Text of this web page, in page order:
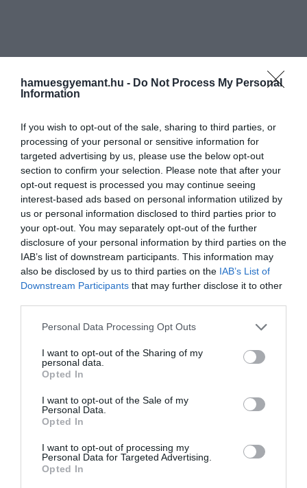
hamuesgyemant.hu - Do Not Process My Personal
Information
If you wish to opt-out of the sale, sharing to third parties, or
processing of your personal or sensitive information for
targeted advertising by us, please use the below opt-out
section to confirm your selection. Please note that after your
opt-out request is processed you may continue seeing
interest-based ads based on personal information utilized by
us or personal information disclosed to third parties prior to
your opt-out. You may separately opt-out of the further
disclosure of your personal information by third parties on the
IAB’s list of downstream participants. This information may
also be disclosed by us to third parties on the IAB’s List of
Downstream Participants that may further disclose it to other
Please note that this website/app uses one or more Google
not limited to your visit or usage behaviour. You may click to
grant or deny consent to Google and its third-party tags to
use your data for below specified purposes in below Google
consent section.
Personal Data Processing Opt Outs
I want to opt-out of the Sharing of my
personal data.
Opted In
I want to opt-out of the Sale of my
Personal Data.
Opted In
I want to opt-out of processing my
Personal Data for Targeted Advertising.
Opted In
hónapjában debütáló sorozatokat
mutattuk be. Szerencsére, mivel a
évben sem kell sokat várnunk a friss,
minőségi történetekre: íme 5 kiválónak
2025. JANUÁR 2. ● HAMU ÉS GYÉMÁNT
5 sorozat, ami egyből
berobbantja 2025 januárját
HAMU ÉS GYÉMÁNT